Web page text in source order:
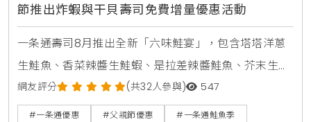
節推出炸蝦與干貝壽司免費增量優惠活動
一条通壽司8月推出全新「六味鮭宴」，包含塔塔洋蔥
生鮭魚、香菜辣醬生鮭蝦、是拉差辣醬鮭魚、芥末生鮭
蝦貝海苔包、蟹醬沙拉鮭魚及美威鮭魚鬆軍艦等6款新
品，同步推出父親節增量優惠活動。
網友評分 (共32人參與) 547
#一条通優惠 #父親節優惠 #一条通鮭魚季